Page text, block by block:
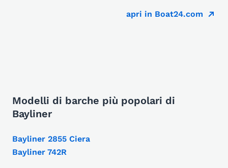
apri in Boat24.com
Modelli di barche più popolari di
Bayliner
Bayliner 2855 Ciera
Bayliner 742R